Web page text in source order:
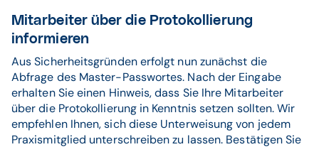
Mitarbeiter über die Protokollierung
informieren
Aus Sicherheitsgründen erfolgt nun zunächst die
Abfrage des Master-Passwortes. Nach der Eingabe
erhalten Sie einen Hinweis, dass Sie Ihre Mitarbeiter
über die Protokollierung in Kenntnis setzen sollten. Wir
empfehlen Ihnen, sich diese Unterweisung von jedem
Praxismitglied unterschreiben zu lassen. Bestätigen Sie